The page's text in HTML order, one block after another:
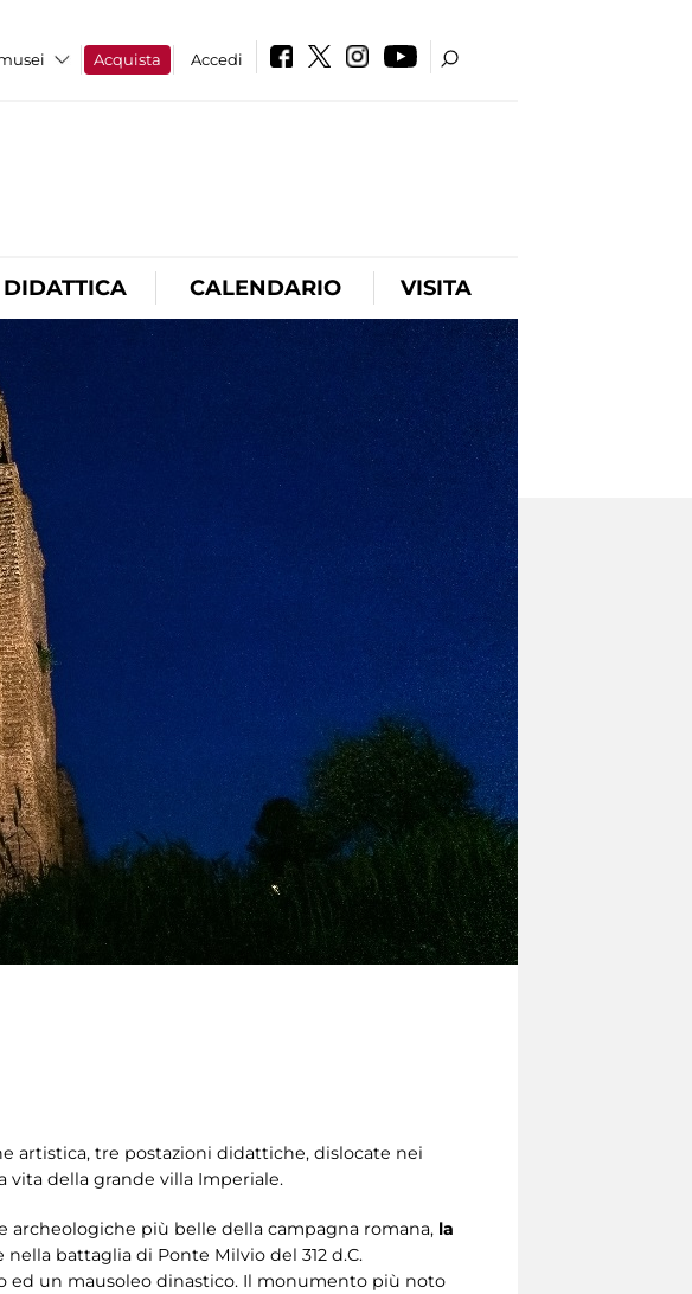
Acquista Accedi
DIDATTICA CALENDARIO VISITA
artistica, tre postazioni didattiche, dislocate nei
vita della grande villa Imperiale.
archeologiche più belle della campagna romana, la
battaglia di Ponte Milvio del 312 d.C.
ed un mausoleo dinastico. Il monumento più noto